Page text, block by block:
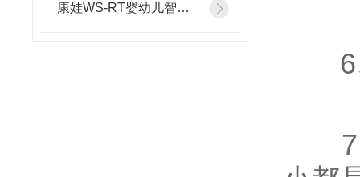
康娃WS-RT婴幼儿智能体检仪
6、
7、